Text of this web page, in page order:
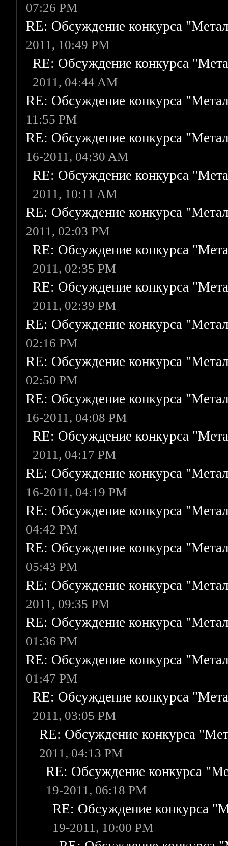
07:26 PM
RE: Обсуждение конкурса
2011, 10:49 PM
RE: Обсуждение конкурса
2011, 04:44 AM
RE: Обсуждение конкурса
11:55 PM
RE: Обсуждение конкурса
16-2011, 04:30 AM
RE: Обсуждение конкурса
2011, 10:11 AM
RE: Обсуждение конкурса
2011, 02:03 PM
RE: Обсуждение конкурса
2011, 02:35 PM
RE: Обсуждение конкурса
2011, 02:39 PM
RE: Обсуждение конкурса
02:16 PM
RE: Обсуждение конкурса
02:50 PM
RE: Обсуждение конкурса
16-2011, 04:08 PM
RE: Обсуждение конкурса
2011, 04:17 PM
RE: Обсуждение конкурса
16-2011, 04:19 PM
RE: Обсуждение конкурса
04:42 PM
RE: Обсуждение конкурса
05:43 PM
RE: Обсуждение конкурса
2011, 09:35 PM
RE: Обсуждение конкурса
01:36 PM
RE: Обсуждение конкурса
01:47 PM
RE: Обсуждение конкурса
2011, 03:05 PM
RE: Обсуждение конкурса
2011, 04:13 PM
RE: Обсуждение конкурса
19-2011, 06:18 PM
RE: Обсуждение конкурса
19-2011, 10:00 PM